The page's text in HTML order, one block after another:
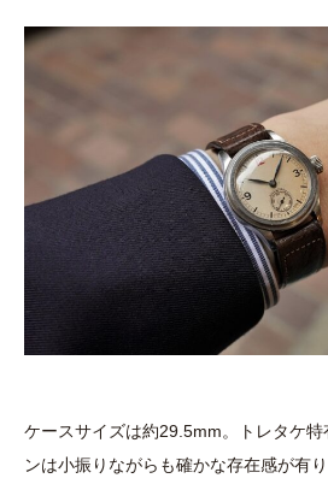
ケースサイズは約29.5mm。トレタケ
ンは小振りながらも確かな存在感が有り